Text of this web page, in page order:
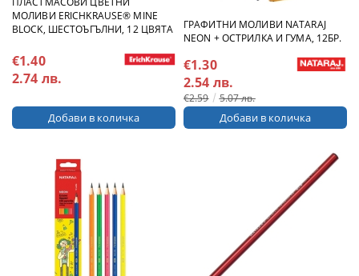
МОЛИВИ ERICHKRAUSE® MINE
BLOCK, ШЕСТОЪГЪЛНИ, 12 ЦВЯТА
€1.40
2.74 лв.
ГРАФИТНИ МОЛИВИ NATARAJ
NEON + ОСТРИЛКА И ГУМА, 12БР.
€1.30
2.54 лв.
€2.59 5.07 лв.